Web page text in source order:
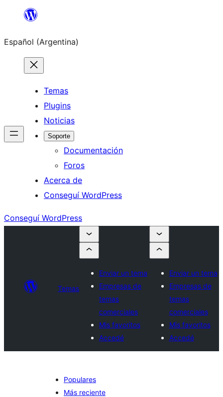
Saltar
contenido
Español (Argentina)
Temas
Plugins
Noticias
Soporte
Documentación
Foros
Acerca de
Conseguí WordPress
Conseguí WordPress
Temas
Enviar un tema
Empresas de
temas
comerciales
Mis favoritos
Accedé
Enviar un tema
Empresas de
temas
comerciales
Mis favoritos
Accedé
Populares
Más reciente